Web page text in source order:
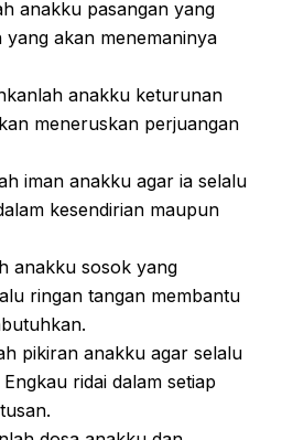
anakku pasangan yang
yang akan menemaninya
anakku keturunan
meneruskan perjuangan
iman anakku agar ia selalu
kesendirian maupun
anakku sosok yang
ringan tangan membantu
pikiran anakku agar selalu
ridai dalam setiap